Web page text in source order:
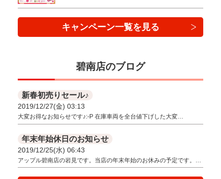
キャンペーン一覧を見る
碧南店のブログ
新春初売りセール♪
2019/12/27(金) 03:13
大変お得なお知らせです♪:-P 在庫車両を全台値下げした大変…
年末年始休日のお知らせ
2019/12/25(水) 06:43
アップル碧南店の岩見です。当店の年末年始のお休みの予定です。…